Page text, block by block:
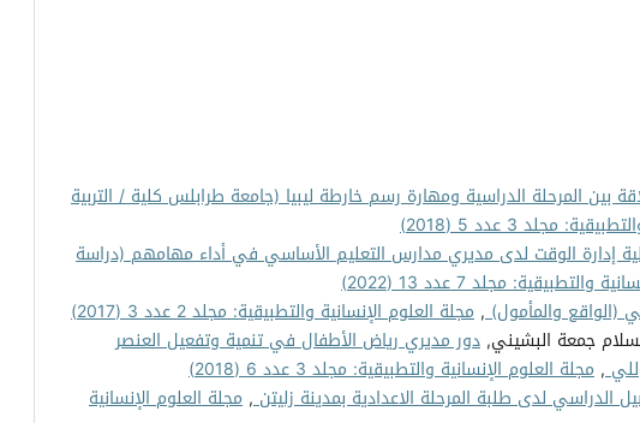
بين المرحلة الدراسية ومهارة رسم خارطة ليبيا (جامعة طرابلس كلية / التربية
مجلد 3 عدد 5 (2018)
إدارة الوقت لدى مديري مدارس التعليم الأساسي في أداء مهامهم (دراسة
مجلد 7 عدد 13 (2022)
(الواقع والمأمول), مجلة العلوم الإنسانية والتطبيقية: مجلد 2 عدد 3 (2017)
جمعة البشيني, دور مديري رياض الأطفال في تنمية وتفعيل العنصر
, مجلة العلوم الإنسانية والتطبيقية: مجلد 3 عدد 6 (2018)
الدراسي لدى طلبة المرحلة الاعدادية بمدينة زليتن, مجلة العلوم الإنسانية